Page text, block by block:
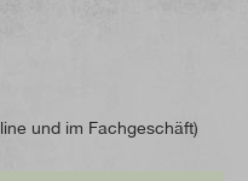
und im Fachgeschäft)